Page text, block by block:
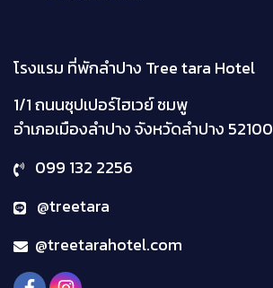
โรงแรม ที่พักลำปาง Tree tara Hotel
1/1 ถนนซุปเปอร์ไฮเวย์ ชมพู
อำเภอเมืองลำปาง จังหวัดลำปาง 52100
099 132 2256
@treetara
@treetarahotel.com